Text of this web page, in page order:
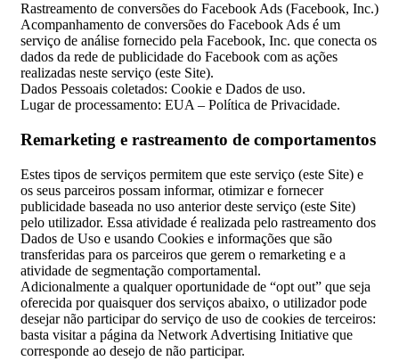
Rastreamento de conversões do Facebook Ads (Facebook, Inc.)
Acompanhamento de conversões do Facebook Ads é um
serviço de análise fornecido pela Facebook, Inc. que conecta os
dados da rede de publicidade do Facebook com as ações
realizadas neste serviço (este Site).
Dados Pessoais coletados: Cookie e Dados de uso.
Lugar de processamento: EUA – Política de Privacidade.
Remarketing e rastreamento de comportamentos
Estes tipos de serviços permitem que este serviço (este Site) e
os seus parceiros possam informar, otimizar e fornecer
publicidade baseada no uso anterior deste serviço (este Site)
pelo utilizador. Essa atividade é realizada pelo rastreamento dos
Dados de Uso e usando Cookies e informações que são
transferidas para os parceiros que gerem o remarketing e a
atividade de segmentação comportamental.
Adicionalmente a qualquer oportunidade de “opt out” que seja
oferecida por quaisquer dos serviços abaixo, o utilizador pode
desejar não participar do serviço de uso de cookies de terceiros:
basta visitar a página da Network Advertising Initiative que
corresponde ao desejo de não participar.